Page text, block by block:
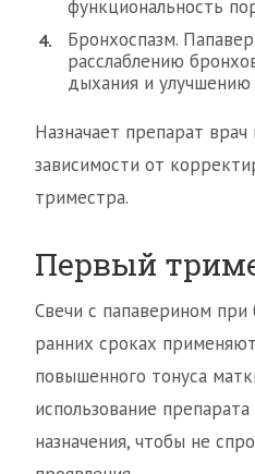
функциональность
Бронхоспазм.
расслаблению
дыхания и улучшению
Назначает препарат врач
зависимости от
триместра.
Первый
Свечи с папаверином
ранних сроках
повышенного тонуса
использование
назначения, чтобы не